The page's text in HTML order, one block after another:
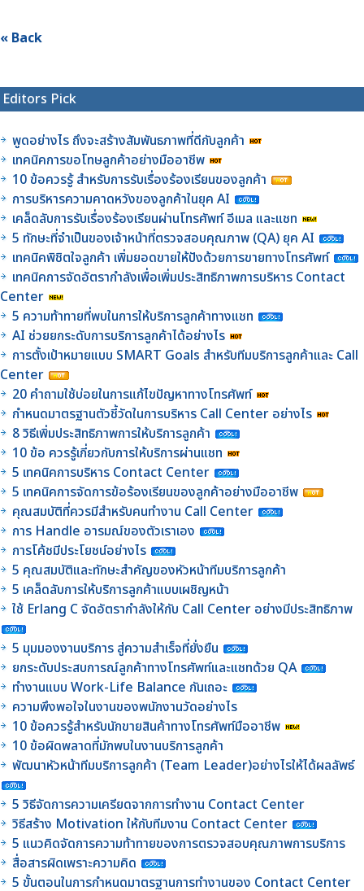
« Back
Editors Pick
พูดอย่างไร ถึงจะสร้างสัมพันธภาพที่ดีกับลูกค้า
เทคนิคการขอโทษลูกค้าอย่างมืออาชีพ
10 ข้อควรรู้ สำหรับการรับเรื่องร้องเรียนของลูกค้า
การบริหารความคาดหวังของลูกค้าในยุค AI
เคล็ดลับการรับเรื่องร้องเรียนผ่านโทรศัพท์ อีเมล และแชท
5 ทักษะที่จำเป็นของเจ้าหน้าที่ตรวจสอบคุณภาพ (QA) ยุค AI
เทคนิคพิชิตใจลูกค้า เพิ่มยอดขายให้ปังด้วยการขายทางโทรศัพท์
เทคนิคการจัดอัตรากำลังเพื่อเพิ่มประสิทธิภาพการบริหาร Contact
Center
5 ความท้าทายที่พบในการให้บริการลูกค้าทางแชท
AI ช่วยยกระดับการบริการลูกค้าได้อย่างไร
การตั้งเป้าหมายแบบ SMART Goals สำหรับทีมบริการลูกค้าและ Call
Center
20 คำถามใช้บ่อยในการแก้ไขปัญหาทางโทรศัพท์
กำหนดมาตรฐานตัวชี้วัดในการบริหาร Call Center อย่างไร
8 วิธีเพิ่มประสิทธิภาพการให้บริการลูกค้า
10 ข้อ ควรรู้เกี่ยวกับการให้บริการผ่านแชท
5 เทคนิคการบริหาร Contact Center
5 เทคนิคการจัดการข้อร้องเรียนของลูกค้าอย่างมืออาชีพ
คุณสมบัติที่ควรมีสำหรับคนทำงาน Call Center
การ Handle อารมณ์ของตัวเราเอง
การโค้ชมีประโยชน์อย่างไร
5 คุณสมบัติและทักษะสำคัญของหัวหน้าทีมบริการลูกค้า
5 เคล็ดลับการให้บริการลูกค้าแบบเผชิญหน้า
ใช้ Erlang C จัดอัตรากำลังให้กับ Call Center อย่างมีประสิทธิภาพ
5 มุมมองงานบริการ สู่ความสำเร็จที่ยั่งยืน
ยกระดับประสบการณ์ลูกค้าทางโทรศัพท์และแชทด้วย QA
ทำงานแบบ Work-Life Balance กันเถอะ
ความพึงพอใจในงานของพนักงานวัดอย่างไร
10 ข้อควรรู้สำหรับนักขายสินค้าทางโทรศัพท์มืออาชีพ
10 ข้อผิดพลาดที่มักพบในงานบริการลูกค้า
พัฒนาหัวหน้าทีมบริการลูกค้า (Team Leader)อย่างไรให้ได้ผลลัพธ์
5 วิธีจัดการความเครียดจากการทำงาน Contact Center
วิธีสร้าง Motivation ให้กับทีมงาน Contact Center
5 แนวคิดจัดการความท้าทายของการตรวจสอบคุณภาพการบริการ
สื่อสารผิดเพราะความคิด
5 ขั้นตอนในการกำหนดมาตรฐานการทำงานของ Contact Center